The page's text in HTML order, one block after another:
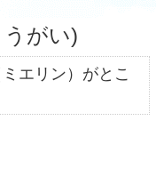
がい)
エリン）がとこ